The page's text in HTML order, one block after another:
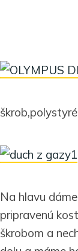
Na hlavu
pripravenú
škrobom a